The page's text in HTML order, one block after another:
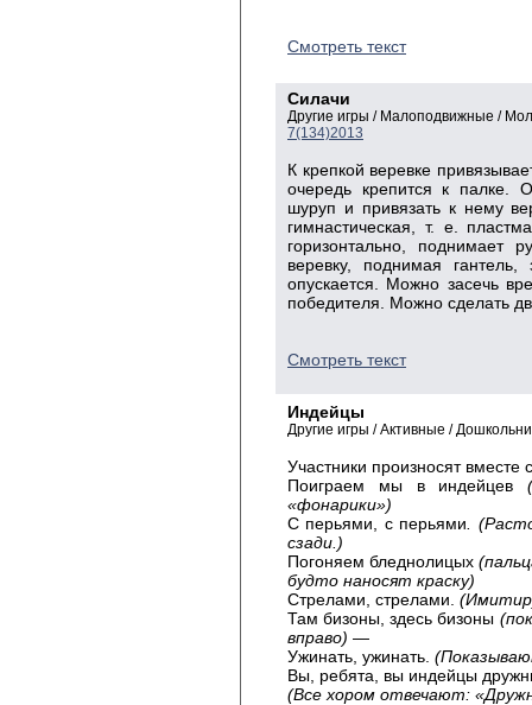
Смотреть текст
Силачи
Другие игры / Малоподвижные /
7(134)2013
К крепкой веревке
очередь крепится к палке.
шуруп и привязать к нему
гимнастическая, т. е.
горизонтально, поднимает
веревку, поднимая
опускается. Можно засечь
победителя. Можно сделать
Смотреть текст
Индейцы
Другие игры / Активные /
Участники произносят вместе
Поиграем мы в индейцев
«фонарики»)
С перьями, с перьями .
сзади.)
Погоняем бледнолицых
будто наносят краску)
Стрелами, стрелами.
Там бизоны, здесь бизоны
вправо) —
Ужинать, ужинать.
Вы, ребята, вы индейцы
(Все хором отвечают: